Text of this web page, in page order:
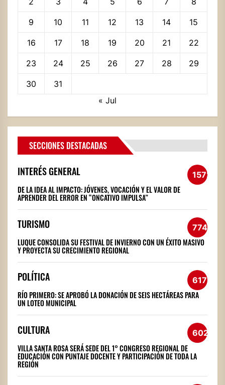
9 10 11 12 13 14 15
16 17 18 19 20 21 22
23 24 25 26 27 28 29
30
31
« Jul
SECCIONES DESTACADAS
INTERÉS GENERAL 1572
DE LA IDEA AL IMPACTO: JÓVENES, VOCACIÓN Y EL VALOR DE
APRENDER DEL ERROR EN “ONCATIVO IMPULSA”
TURISMO 774
LUQUE CONSOLIDA SU FESTIVAL DE INVIERNO CON UN ÉXITO MASIVO
Y PROYECTA SU CRECIMIENTO REGIONAL
POLÍTICA 617
RÍO PRIMERO: SE APROBÓ LA DONACIÓN DE SEIS HECTÁREAS PARA
UN LOTEO MUNICIPAL
CULTURA 602
VILLA SANTA ROSA SERÁ SEDE DEL 1° CONGRESO REGIONAL DE
EDUCACIÓN CON PUNTAJE DOCENTE Y PARTICIPACIÓN DE TODA LA
REGIÓN